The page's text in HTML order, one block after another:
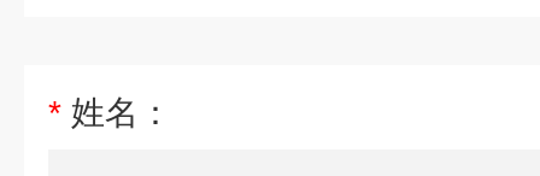
* 姓名：